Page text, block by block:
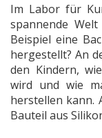
Im Labor für
spannende
Beispiel eine
hergestellt? An
den Kindern,
wird und wie
herstellen kann.
Bauteil aus